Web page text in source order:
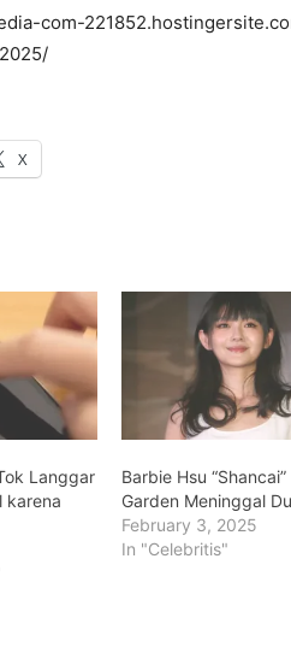
com-
X
Langgar
karena
Barbie Hsu
Garden Meninggal
February 3, 2025
In "Celebritis"